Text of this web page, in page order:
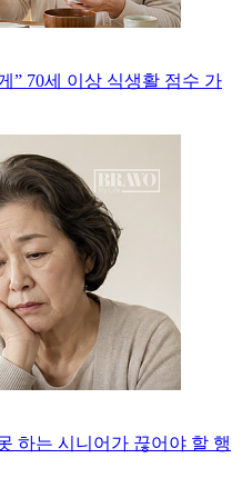
” 70세 이상 식생활 점수 가
하는 시니어가 끊어야 할 행